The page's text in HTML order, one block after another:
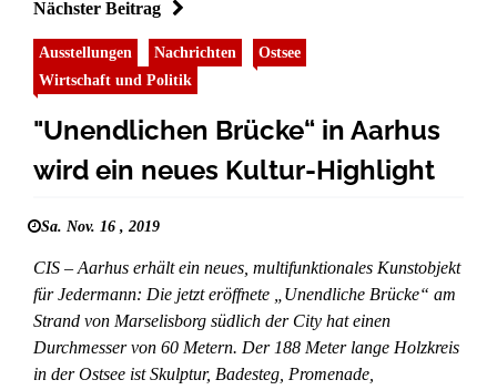
Nächster Beitrag
Ausstellungen Nachrichten
Ostsee
Wirtschaft und Politik
"Unendlichen Brücke“ in Aarhus
wird ein neues Kultur-Highlight
Sa. Nov. 16 , 2019
CIS – Aarhus erhält ein neues, multifunktionales Kunstobjekt
für Jedermann: Die jetzt eröffnete „Unendliche Brücke“ am
Strand von Marselisborg südlich der City hat einen
Durchmesser von 60 Metern. Der 188 Meter lange Holzkreis
in der Ostsee ist Skulptur, Badesteg, Promenade,